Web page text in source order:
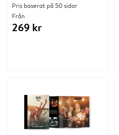
Pris baserat på 50 sidor
Från
269 kr